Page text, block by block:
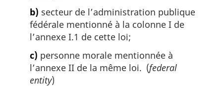
b) secteur de l’administration publique
fédérale mentionné à la colonne I de
l’annexe I.1 de cette loi;
c) personne morale mentionnée à
l’annexe II de la même loi. (federal
entity)